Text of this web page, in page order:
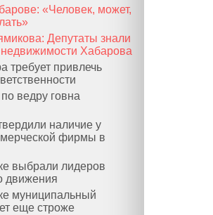
«Человек, может,
Депутаты знали
Хабарова
требует привлечь
ведру говна
наличие у
фирмы в
выбрали лидеров
движения
муниципальный
еще строже